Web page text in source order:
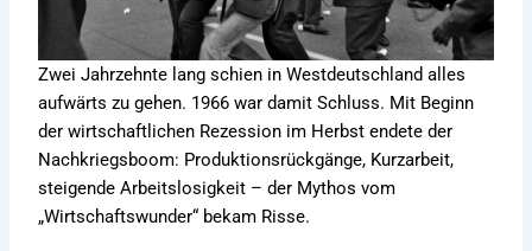
Zwei Jahrzehnte lang schien in Westdeutschland alles
aufwärts zu gehen. 1966 war damit Schluss. Mit Beginn
der wirtschaftlichen Rezession im Herbst endete der
Nachkriegsboom: Produktionsrückgänge, Kurzarbeit,
steigende Arbeitslosigkeit – der Mythos vom
„Wirtschaftswunder“ bekam Risse.